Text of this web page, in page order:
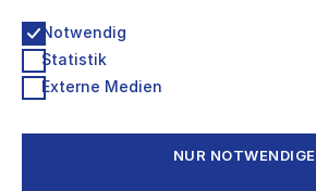
kultur@ts.berlin
Newsletter & Info-Verteiler
Impressum
Datenschutzerklärung
Notwendig
Statistik
Externe Medien
NUR NOTWENDIGE